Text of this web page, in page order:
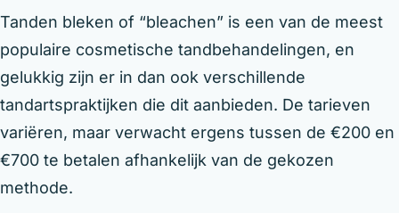
Tanden bleken of “bleachen” is een van de meest
populaire cosmetische tandbehandelingen, en
gelukkig zijn er in dan ook verschillende
tandartspraktijken die dit aanbieden. De tarieven
variëren, maar verwacht ergens tussen de €200 en
€700 te betalen afhankelijk van de gekozen
methode.